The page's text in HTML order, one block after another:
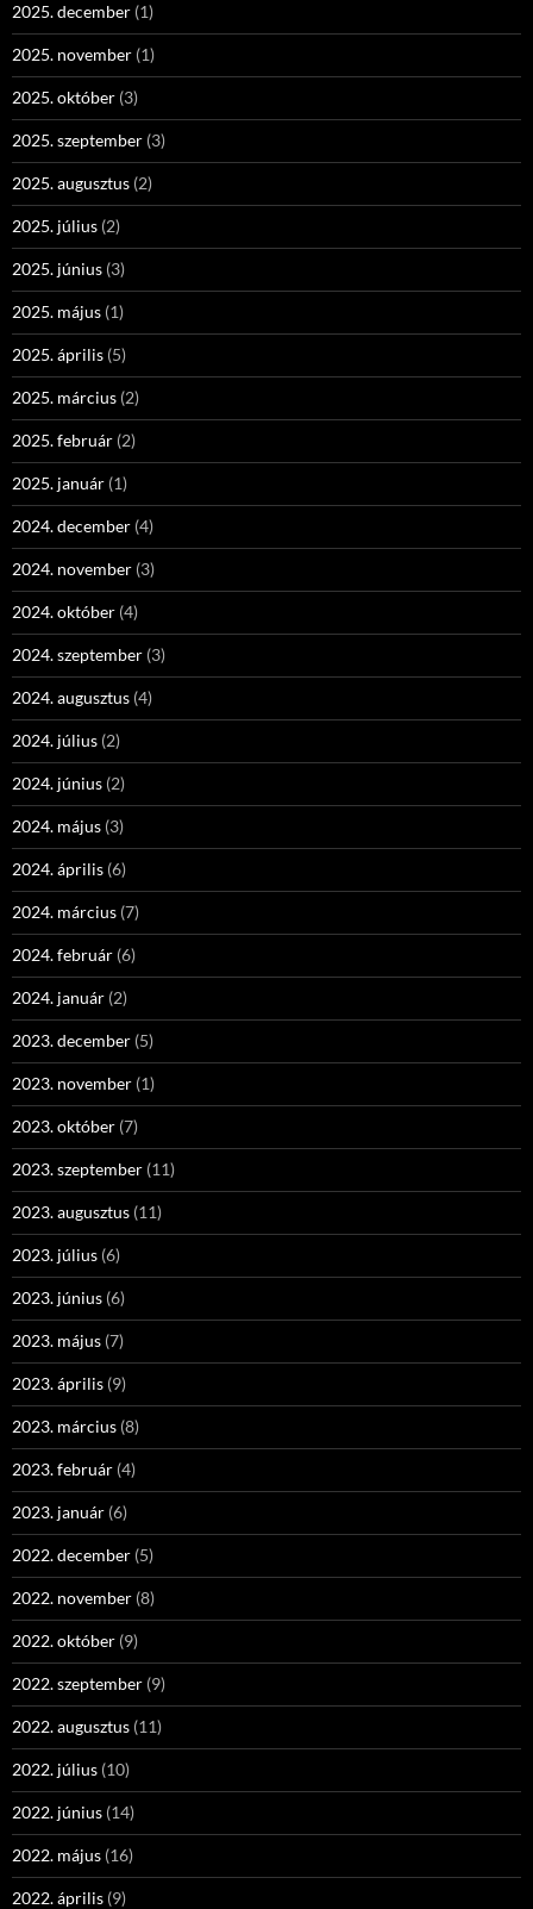
2025. december (1)
2025. november (1)
2025. október (3)
2025. szeptember (3)
2025. augusztus (2)
2025. július (2)
2025. június (3)
2025. május (1)
2025. április (5)
2025. március (2)
2025. február (2)
2025. január (1)
2024. december (4)
2024. november (3)
2024. október (4)
2024. szeptember (3)
2024. augusztus (4)
2024. július (2)
2024. június (2)
2024. május (3)
2024. április (6)
2024. március (7)
2024. február (6)
2024. január (2)
2023. december (5)
2023. november (1)
2023. október (7)
2023. szeptember (11)
2023. augusztus (11)
2023. július (6)
2023. június (6)
2023. május (7)
2023. április (9)
2023. március (8)
2023. február (4)
2023. január (6)
2022. december (5)
2022. november (8)
2022. október (9)
2022. szeptember (9)
2022. augusztus (11)
2022. július (10)
2022. június (14)
2022. május (16)
2022. április (9)